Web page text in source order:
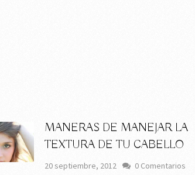
MANERAS DE MANEJAR LA
TEXTURA DE TU CABELLO
20 septiembre, 2012 0 Comentarios